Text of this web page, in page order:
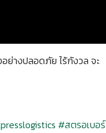
ย่างปลอดภัย ไร้กังวล จะ
#สตรอเบอร์